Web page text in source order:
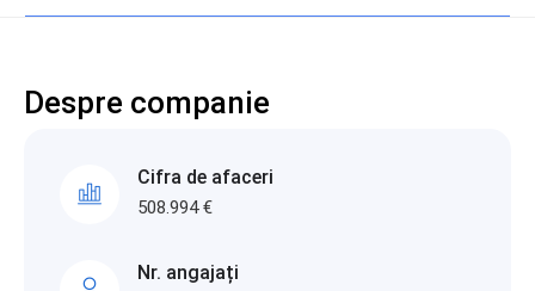
Despre companie
Cifra de afaceri
508.994 €
Nr. angajați